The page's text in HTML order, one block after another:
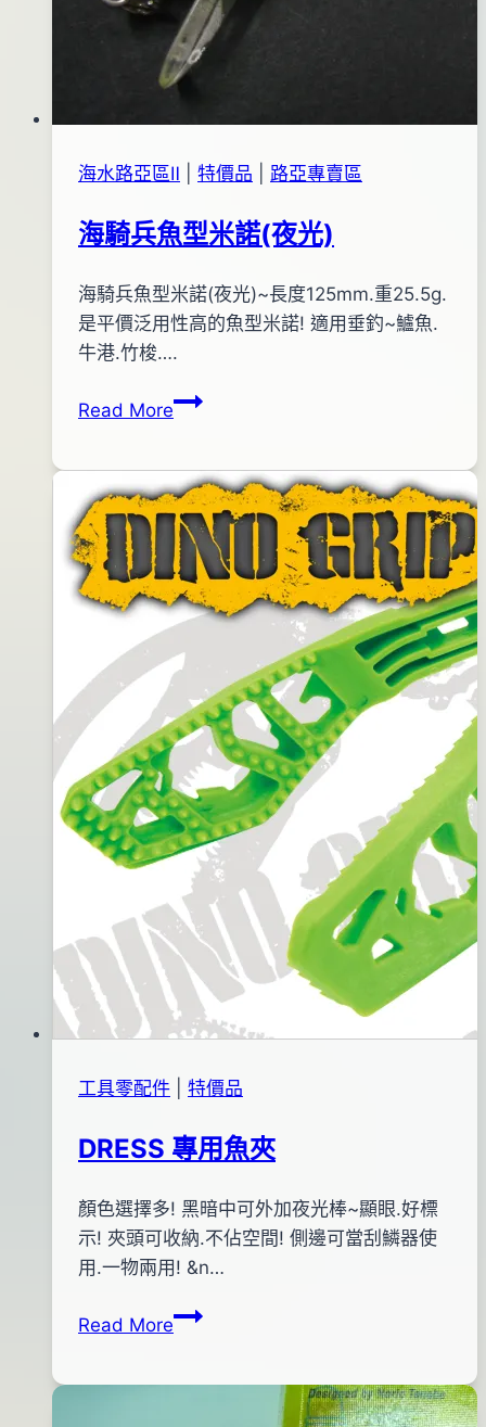
海水路亞區Ⅱ 特價品 路亞專賣區
海騎兵魚型米諾(夜光)
Bybc
pro-
shop
2012
年
11
23
2012
年
11
月
23
日
海騎兵魚型米諾(夜光)~長度125mm.重25.5g.
是平價泛用性高的魚型米諾! 適用垂釣~鱸魚.
牛港.竹梭….
Read More海
魚
型
米
諾
(夜
光)
工具零配件 特價品
DRESS 專用魚夾
Bybc
pro-
shop
2015
年
04
13
2016
顏色選擇多! 黑暗中可外加夜光棒~顯眼.好標
示! 夾頭可收納.不佔空間! 側邊可當刮鱗器使
用.一物兩用! &n…
Read MoreDRESS